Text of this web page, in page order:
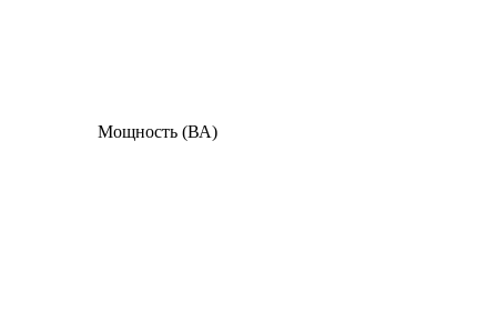
Мощность (ВА)